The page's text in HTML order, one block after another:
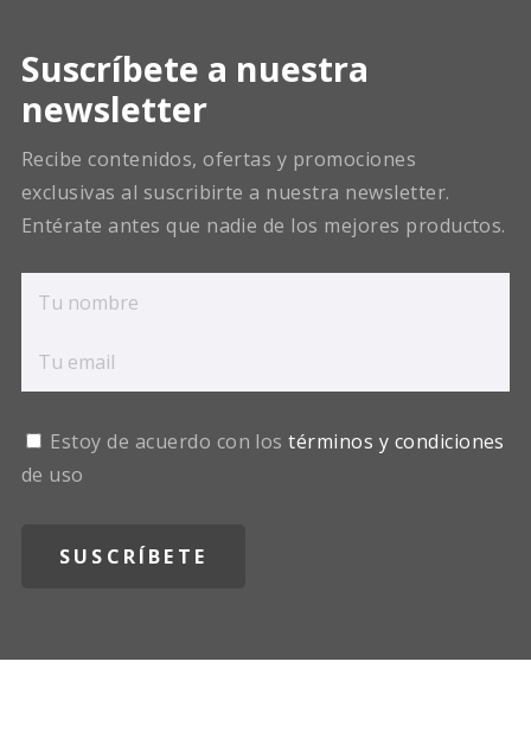
Suscríbete a nuestra
newsletter
Recibe contenidos, ofertas y promociones
exclusivas al suscribirte a nuestra newsletter.
Entérate antes que nadie de los mejores productos.
Estoy de acuerdo con lostérminos y condiciones
de uso